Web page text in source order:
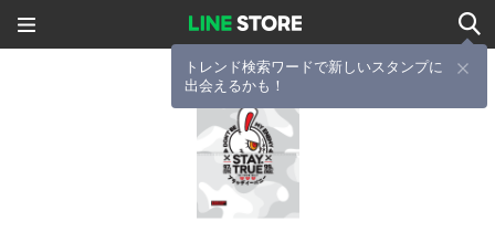
トレンド検索ワードで新しいスタンプに
出会えるかも！